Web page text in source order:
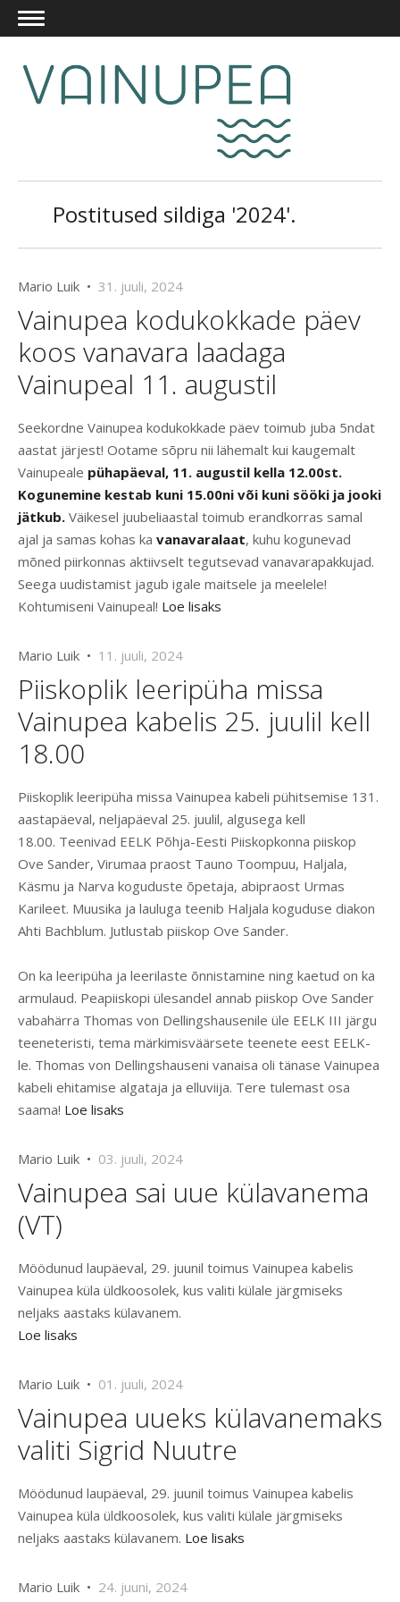
Postitused sildiga '2024'.
Mario Luik • 31. juuli, 2024
Vainupea kodukokkade päev
koos vanavara laadaga
Vainupeal 11. augustil
Seekordne Vainupea kodukokkade päev toimub juba 5ndat
aastat järjest! Ootame sõpru nii lähemalt kui kaugemalt
Vainupeale pühapäeval, 11. augustil kella 12.00st.
Kogunemine kestab kuni 15.00ni või kuni sööki ja jooki
jätkub. Väikesel juubeliaastal toimub erandkorras samal
ajal ja samas kohas ka vanavaralaat, kuhu kogunevad
mõned piirkonnas aktiivselt tegutsevad vanavarapakkujad.
Seega uudistamist jagub igale maitsele ja meelele!
Kohtumiseni Vainupeal! Loe lisaks
Mario Luik • 11. juuli, 2024
Piiskoplik leeripüha missa
Vainupea kabelis 25. juulil kell
18.00
Piiskoplik leeripüha missa Vainupea kabeli pühitsemise 131.
aastapäeval, neljapäeval 25. juulil, algusega kell
18.00. Teenivad EELK Põhja-Eesti Piiskopkonna piiskop
Ove Sander, Virumaa praost Tauno Toompuu, Haljala,
Käsmu ja Narva koguduste õpetaja, abipraost Urmas
Karileet. Muusika ja lauluga teenib Haljala koguduse diakon
Ahti Bachblum. Jutlustab piiskop Ove Sander.
On ka leeripüha ja leerilaste õnnistamine ning kaetud on ka
armulaud. Peapiiskopi ülesandel annab piiskop Ove Sander
vabahärra Thomas von Dellingshausenile üle EELK III järgu
teeneteristi, tema märkimisväärsete teenete eest EELK-
le. Thomas von Dellingshauseni vanaisa oli tänase Vainupea
kabeli ehitamise algataja ja elluviija. Tere tulemast osa
saama! Loe lisaks
Mario Luik • 03. juuli, 2024
Vainupea sai uue külavanema
(VT)
Möödunud laupäeval, 29. juunil toimus Vainupea kabelis
Vainupea küla üldkoosolek, kus valiti külale järgmiseks
neljaks aastaks külavanem.
Loe lisaks
Mario Luik • 01. juuli, 2024
Vainupea uueks külavanemaks
valiti Sigrid Nuutre
Möödunud laupäeval, 29. juunil toimus Vainupea kabelis
Vainupea küla üldkoosolek, kus valiti külale järgmiseks
neljaks aastaks külavanem. Loe lisaks
Mario Luik • 24. juuni, 2024